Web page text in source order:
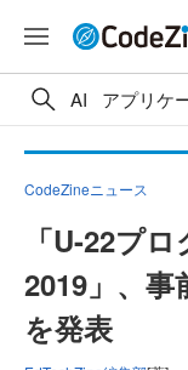
AI アプリケ
CodeZineニュース
「U-22プ
2019」、事
を発表